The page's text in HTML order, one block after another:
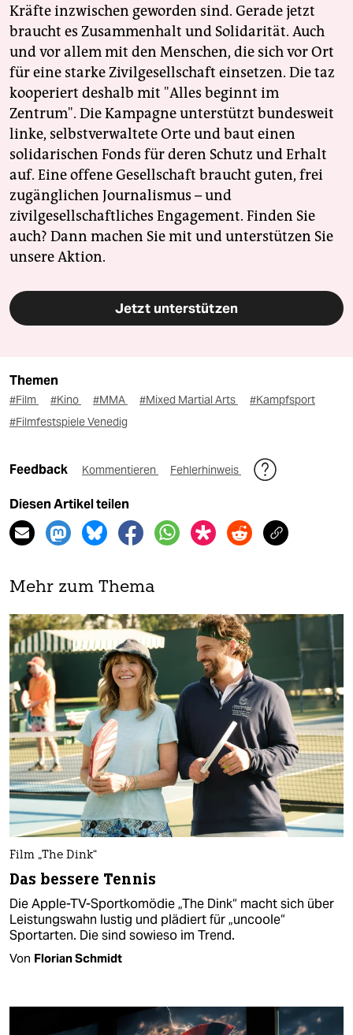
Kräfte inzwischen geworden sind. Gerade jetzt
braucht es Zusammenhalt und Solidarität. Auch
und vor allem mit den Menschen, die sich vor Ort
für eine starke Zivilgesellschaft einsetzen. Die taz
kooperiert deshalb mit "Alles beginnt im
Zentrum". Die Kampagne unterstützt bundesweit
linke, selbstverwaltete Orte und baut einen
solidarischen Fonds für deren Schutz und Erhalt
auf. Eine offene Gesellschaft braucht guten, frei
zugänglichen Journalismus – und
zivilgesellschaftliches Engagement. Finden Sie
auch? Dann machen Sie mit und unterstützen Sie
unsere Aktion.
Jetzt unterstützen
Themen
#Film #Kino #MMA #Mixed Martial Arts
#Kampfsport
#Filmfestspiele Venedig
Feedback Kommentieren Fehlerhinweis
Diesen Artikel teilen
Mehr zum Thema
Film „The Dink“
Das bessere Tennis
Die Apple-TV-Sportkomödie „The Dink“ macht sich über
Leistungswahn lustig und plädiert für „uncoole“
Sportarten. Die sind sowieso im Trend.
Von Florian Schmidt